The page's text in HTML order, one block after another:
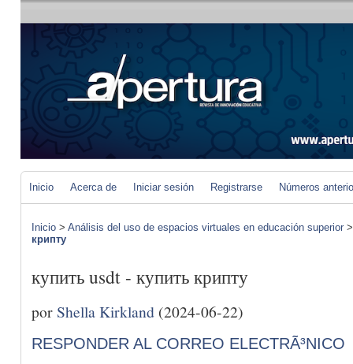
Inicio Acerca de Iniciar sesión Registrarse Números
Inicio > Análisis del uso de espacios virtuales en educación superior
крипту
купить usdt - купить крипту
porShella Kirkland (2024-06-22)
RESPONDER AL CORREO ELECTRÃ³NICO